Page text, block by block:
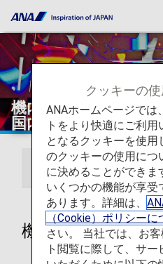
機内エンターテイン
国内線）
機内エンターテインメン
機内エンターテ
クッキーの
ANAホームページでは
トをより快適にご利
となるクッキーを使
のクッキーの使用につ
に決めることができま
いくつかの機能が享受
あります。詳細は、
（Cookie）ポリシーに
さい。 当社では、お
ト閲覧に際して、サ